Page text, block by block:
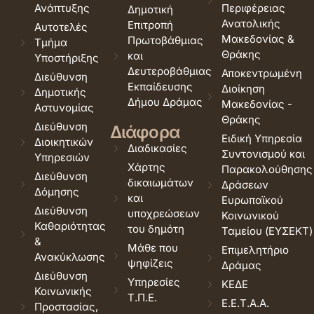
Ανάπτυξης
Αυτοτελές
Τμήμα
Υποστήριξης
Διεύθυνση
Δημοτικής
Αστυνομίας
Διεύθυνση
Διοικητικών
Υπηρεσιών
Διεύθυνση
Δόμησης
Διεύθυνση
Καθαριότητας
&
Ανακύκλωσης
Διεύθυνση
Κοινωνικής
Προστασίας,
Δημοτική
Επιτροπή
Πρωτοβάθμιας
και
Δευτεροβάθμιας
Εκπαίδευσης
Δήμου Δράμας
Διάφορα
Διαδικασίες
Χάρτης
δικαιωμάτων
και
υποχρεώσεων
του δημότη
Μάθε που
ψηφίζεις
Υπηρεσίες
Τ.Π.Ε.
Περιφέρειας
Ανατολικής
Μακεδονίας &
Θράκης
Αποκεντρωμένη
Διοίκηση
Μακεδονίας -
Θράκης
Ειδική Υπηρεσία
Συντονισμού και
Παρακολούθησης
Δράσεων
Ευρωπαϊκού
Κοινωνικού
Ταμείου (ΕΥΣΕΚΤ)
Επιμελητήριο
Δράμας
ΚΕΔΕ
Ε.Ε.Τ.Α.Α.